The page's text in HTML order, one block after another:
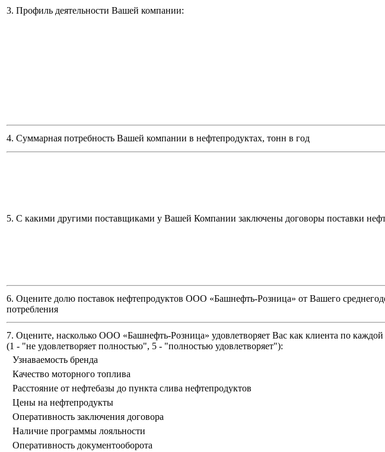
3. Профиль деятельности Вашей компании:
4. Суммарная потребность Вашей компании в нефтепродуктах, тонн в год
5. С какими другими поставщиками у Вашей Компании заключены договоры поставки
6. Оцените долю поставок нефтепродуктов ООО «Башнефть-Розница» от Вашего
потребления
7. Оцените, насколько ООО «Башнефть-Розница» удовлетворяет Вас как клиента по каждой
(1 - "не удовлетворяет полностью", 5 - "полностью удовлетворяет"):
Узнаваемость бренда
Качество моторного топлива
Расстояние от нефтебазы до пункта слива нефтепродуктов
Цены на нефтепродукты
Оперативность заключения договора
Наличие программы лояльности
Оперативность документооборота